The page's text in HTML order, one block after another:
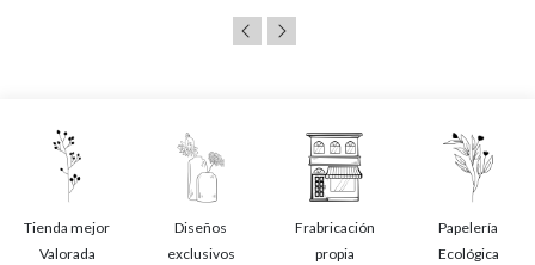
Tienda mejor
Valorada
Diseños
exclusivos
Frabricación
propia
Papelería
Ecológica